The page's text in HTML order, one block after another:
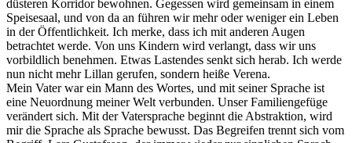
düsteren Korridor bewohnen. Gegessen wird gemeinsam in einem
Speisesaal, und von da an führen wir mehr oder weniger ein Leben
in der Öffentlichkeit. Ich merke, dass ich mit anderen Augen
betrachtet werde. Von uns Kindern wird verlangt, dass wir uns
vorbildlich benehmen. Etwas Lastendes senkt sich herab. Ich werde
nun nicht mehr Lillan gerufen, sondern heiße Verena.
Mein Vater war ein Mann des Wortes, und mit seiner Sprache ist
eine Neuordnung meiner Welt verbunden. Unser Familiengefüge
verändert sich. Mit der Vatersprache beginnt die Abstraktion, wird
mir die Sprache als Sprache bewusst. Das Begreifen trennt sich vom